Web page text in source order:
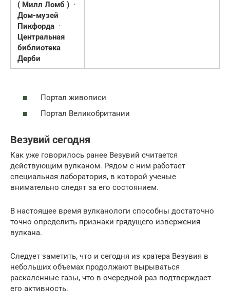
( Милл Ломб ) ·
Дом-музей
Пикфорда ·
Центральная
библиотека
Дерби
Портал живописи
Портал Великобритании
Везувий сегодня
Как уже говорилось ранее Везувий считается
действующим вулканом. Рядом с ним работает
специальная лаборатория, в которой ученые
внимательно следят за его состоянием.
В настоящее время вулканологи способны достаточно
точно определить признаки грядущего извержения
вулкана.
Следует заметить, что и сегодня из кратера Везувия в
небольших объемах продолжают вырываться
раскаленные газы, что в очередной раз подтверждает
его активность.